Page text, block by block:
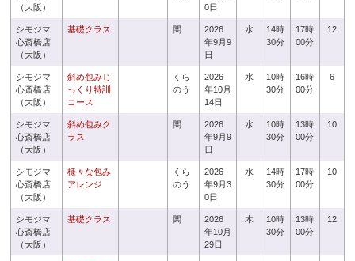
（大阪）
0日
シモジマ
心斎橋店
（大阪）
基礎クラス 関
2026
年9月9
日
水
14時
30分
17時
00分
12
シモジマ
心斎橋店
（大阪）
斜め包みじ
っくり特訓
コース
くら
のう
2026
年10月
14日
水
10時
30分
16時
00分
6
シモジマ
心斎橋店
（大阪）
斜め包みク
ラス
関
2026
年9月9
日
水
10時
30分
13時
00分
10
シモジマ
心斎橋店
（大阪）
様々な包み
アレンジ
くら
のう
2026
年9月3
0日
水
14時
30分
17時
00分
10
シモジマ
心斎橋店
（大阪）
基礎クラス 関
2026
年10月
29日
木
10時
30分
13時
00分
12